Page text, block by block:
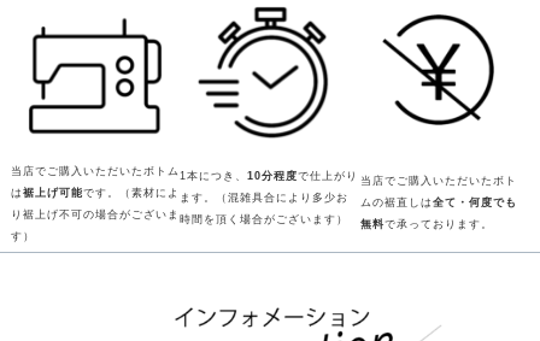
当店でご購入いただいたボトム
は裾上げ可能です。（素材によ
り裾上げ不可の場合がございま
す）
1本につき、10分程度で仕上がり
ます。（混雑具合により多少お
時間を頂く場合がございます）
当店でご購入いただいたボト
ムの裾直しは 全て・何度でも
無料で承っております。